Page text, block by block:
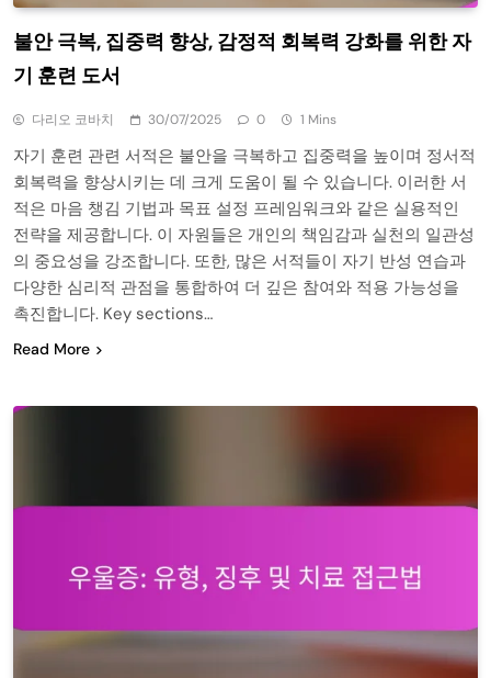
불안 극복, 집중력 향상, 감정적 회복력 강화를 위한 자
기 훈련 도서
다리오 코바치 30/07/2025 0 1 Mins
자기 훈련 관련 서적은 불안을 극복하고 집중력을 높이며 정서적
회복력을 향상시키는 데 크게 도움이 될 수 있습니다. 이러한 서
적은 마음 챙김 기법과 목표 설정 프레임워크와 같은 실용적인
전략을 제공합니다. 이 자원들은 개인의 책임감과 실천의 일관성
의 중요성을 강조합니다. 또한, 많은 서적들이 자기 반성 연습과
다양한 심리적 관점을 통합하여 더 깊은 참여와 적용 가능성을
촉진합니다. Key sections…
Read More